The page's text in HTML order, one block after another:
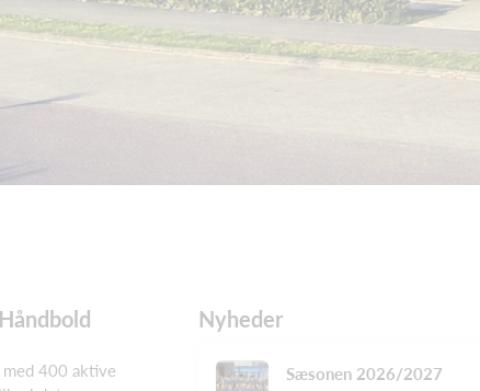
400 aktive
Nyheder
Sæsonen 2026/2027